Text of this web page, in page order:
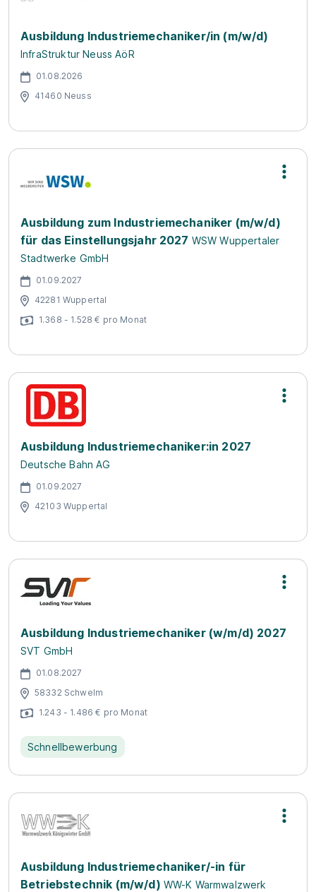
Ausbildung Industriemechaniker/in (m/w/d)
InfraStruktur Neuss AöR
01.08.2026
41460 Neuss
Ausbildung zum Industriemechaniker (m/w/d)
für das Einstellungsjahr 2027 WSW Wuppertaler
Stadtwerke GmbH
01.09.2027
42281 Wuppertal
1.368 - 1.528 € pro Monat
Ausbildung Industriemechaniker:in 2027
Deutsche Bahn AG
01.09.2027
42103 Wuppertal
Ausbildung Industriemechaniker (w/m/d) 2027
SVT GmbH
01.08.2027
58332 Schwelm
1.243 - 1.486 € pro Monat
Schnellbewerbung
Ausbildung Industriemechaniker/-in für
Betriebstechnik (m/w/d) WW-K Warmwalzwerk